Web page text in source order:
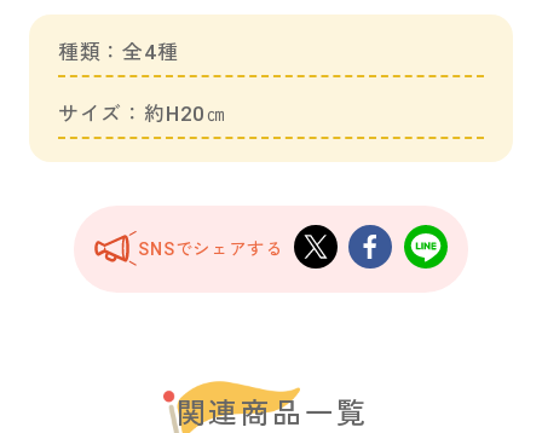
種類：全4種
サイズ：約H20㎝
SNSでシェアする
関連商品一覧